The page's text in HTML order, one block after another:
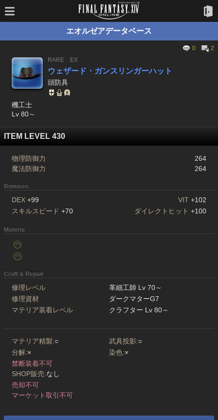
エオルゼアデータベース
0
2
RARE
EX
ウェザード・ガンスリンガーハット
頭防具
機工士
Lv 80～
ITEM LEVEL 430
物理防御力
264
魔法防御力
264
Bonuses
DEX +99 VIT +102
スキルスピード +70 ダイレクトヒット +100
Materia
Craft & Repair
修理レベル
革細工師 Lv 70～
修理資材
ダークマターG7
マテリア装着レベル
クラフター Lv 80～
マテリア精製:○ 武具投影:○
分解:× 染色:×
禁断装着不可
SHOP販売:なし
売却不可
マーケット取引不可